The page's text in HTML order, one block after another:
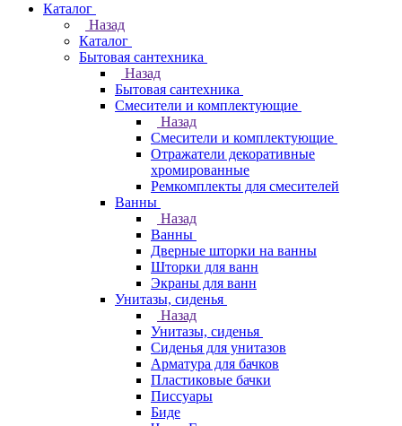
Каталог
Назад
Каталог
Бытовая сантехника
Назад
Бытовая сантехника
Смесители и комплектующие
Назад
Смесители и комплектующие
Отражатели декоративные
хромированные
Ремкомплекты для смесителей
Ванны
Назад
Ванны
Дверные шторки на ванны
Шторки для ванн
Экраны для ванн
Унитазы, сиденья
Назад
Унитазы, сиденья
Сиденья для унитазов
Арматура для бачков
Пластиковые бачки
Писсуары
Биде